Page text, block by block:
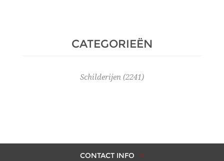
CATEGORIEËN
Schilderijen (2241)
CONTACT INFO